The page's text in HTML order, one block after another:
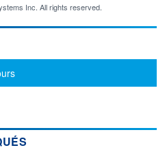
Inc. All rights reserved.